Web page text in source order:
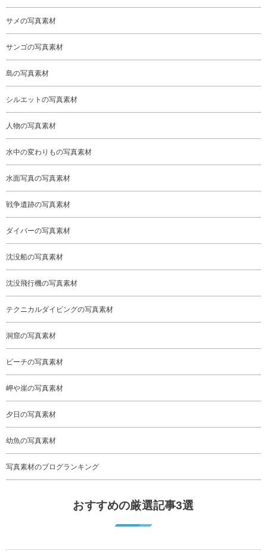
サメの写真素材
サンゴの写真素材
島の写真素材
シルエットの写真素材
人物の写真素材
水中の変わりもの写真素材
水面写真の写真素材
戦争遺跡の写真素材
ダイバーの写真素材
沈没船の写真素材
沈没飛行機の写真素材
テクニカルダイビングの写真素材
洞窟の写真素材
ビーチの写真素材
岬や崖の写真素材
夕日の写真素材
幼魚の写真素材
写真素材のブログランキング
おすすめの厳選記事3選